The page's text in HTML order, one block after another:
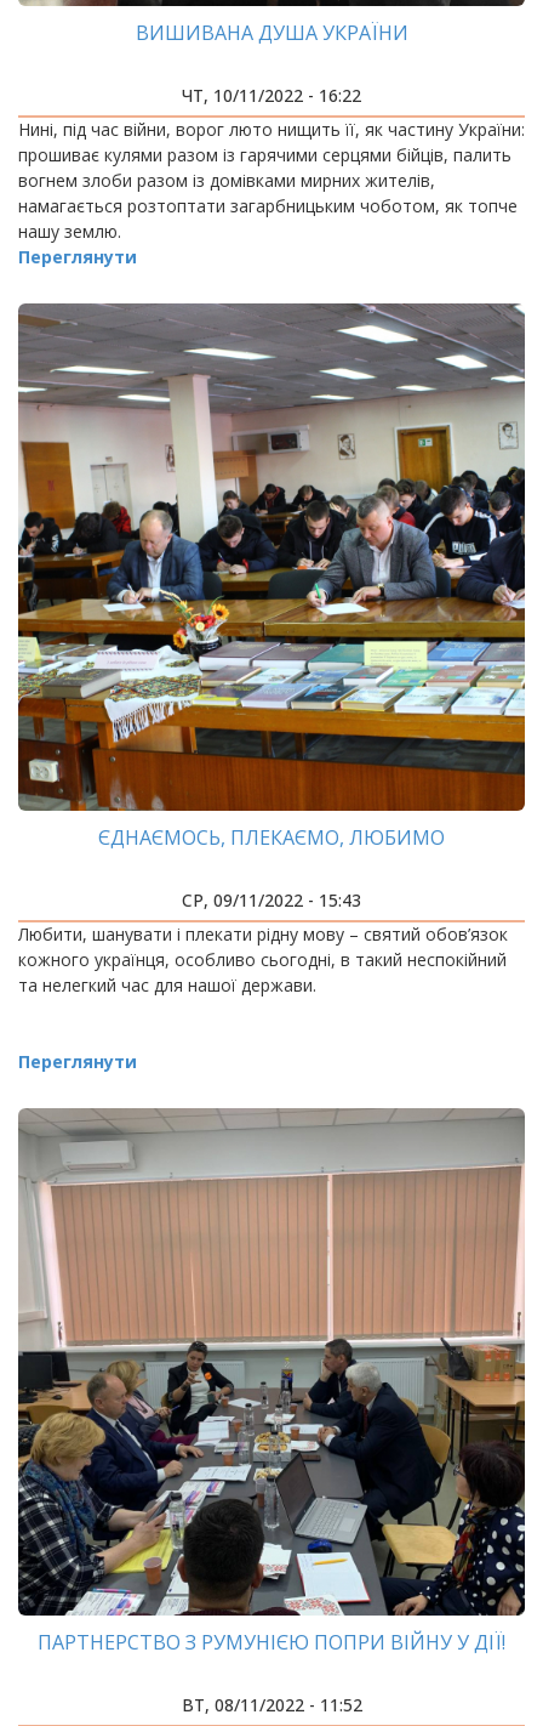
ВИШИВАНА ДУША УКРАЇНИ
ЧТ, 10/11/2022 - 16:22
Нині, під час війни, ворог люто нищить її, як частину України:
прошиває кулями разом із гарячими серцями бійців, палить
вогнем злоби разом із домівками мирних жителів,
намагається розтоптати загарбницьким чоботом, як топче
нашу землю.
Переглянути
ЄДНАЄМОСЬ, ПЛЕКАЄМО, ЛЮБИМО
СР, 09/11/2022 - 15:43
Любити, шанувати і плекати рідну мову – святий обов’язок
кожного українця, особливо сьогодні, в такий неспокійний
та нелегкий час для нашої держави.
Переглянути
ПАРТНЕРСТВО З РУМУНІЄЮ ПОПРИ ВІЙНУ У ДІЇ!
ВТ, 08/11/2022 - 11:52